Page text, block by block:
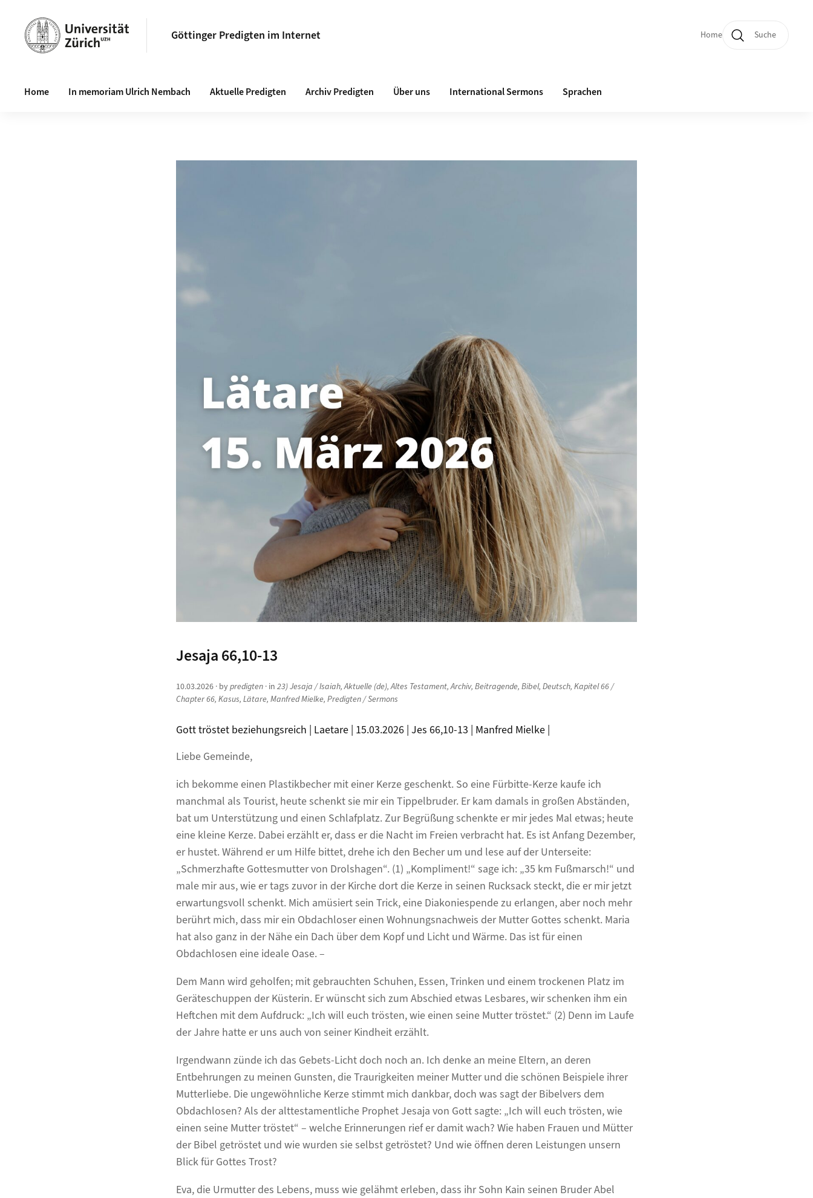
Göttinger Predigten im Internet Quicklinks und
Home Suche
Home In memoriam Ulrich Nembach Aktuelle Predigten Archiv Predigten Über uns International Sermons Sprachen
Jesaja 66,10-13
10.03.2026 · bypredigten · in 23) Jesaja / Isaiah,Aktuelle (de),Altes Testament,Archiv, Beitragende, Bibel, Deutsch, Kapitel 66 /
Chapter 66, Kasus, Lätare, Manfred Mielke, Predigten / Sermons
Gott tröstet beziehungsreich | Laetare | 15.03.2026 | Jes 66,10-13 | Manfred Mielke |
Liebe Gemeinde,
ich bekomme einen Plastikbecher mit einer Kerze geschenkt. So eine Fürbitte-Kerze kaufe ich
manchmal als Tourist, heute schenkt sie mir ein Tippelbruder. Er kam damals in großen Abständen,
bat um Unterstützung und einen Schlafplatz. Zur Begrüßung schenkte er mir jedes Mal etwas; heute
eine kleine Kerze. Dabei erzählt er, dass er die Nacht im Freien verbracht hat. Es ist Anfang Dezember,
er hustet. Während er um Hilfe bittet, drehe ich den Becher um und lese auf der Unterseite:
„Schmerzhafte Gottesmutter von Drolshagen“. (1) „Kompliment!“ sage ich: „35 km Fußmarsch!“ und
male mir aus, wie er tags zuvor in der Kirche dort die Kerze in seinen Rucksack steckt, die er mir jetzt
erwartungsvoll schenkt. Mich amüsiert sein Trick, eine Diakoniespende zu erlangen, aber noch mehr
berührt mich, dass mir ein Obdachloser einen Wohnungsnachweis der Mutter Gottes schenkt. Maria
hat also ganz in der Nähe ein Dach über dem Kopf und Licht und Wärme. Das ist für einen
Obdachlosen eine ideale Oase. –
Dem Mann wird geholfen; mit gebrauchten Schuhen, Essen, Trinken und einem trockenen Platz im
Geräteschuppen der Küsterin. Er wünscht sich zum Abschied etwas Lesbares, wir schenken ihm ein
Heftchen mit dem Aufdruck: „Ich will euch trösten, wie einen seine Mutter tröstet.“ (2) Denn im Laufe
der Jahre hatte er uns auch von seiner Kindheit erzählt.
Irgendwann zünde ich das Gebets-Licht doch noch an. Ich denke an meine Eltern, an deren
Entbehrungen zu meinen Gunsten, die Traurigkeiten meiner Mutter und die schönen Beispiele ihrer
Mutterliebe. Die ungewöhnliche Kerze stimmt mich dankbar, doch was sagt der Bibelvers dem
Obdachlosen? Als der alttestamentliche Prophet Jesaja von Gott sagte: „Ich will euch trösten, wie
einen seine Mutter tröstet“ – welche Erinnerungen rief er damit wach? Wie haben Frauen und Mütter
der Bibel getröstet und wie wurden sie selbst getröstet? Und wie öffnen deren Leistungen unsern
Blick für Gottes Trost?
Eva, die Urmutter des Lebens, muss wie gelähmt erleben, dass ihr Sohn Kain seinen Bruder Abel